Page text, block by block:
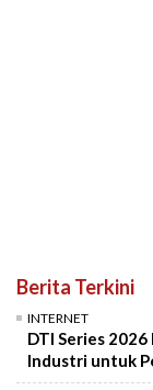
Berita Terkini
INTERNET
DTI Series
Industri untuk